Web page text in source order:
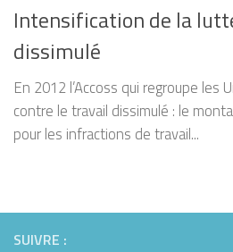
Intensification de la
dissimulé
En 2012 l’Accoss qui regroupe les
contre le travail dissimulé : le
pour les infractions de travail...
SUIVRE :